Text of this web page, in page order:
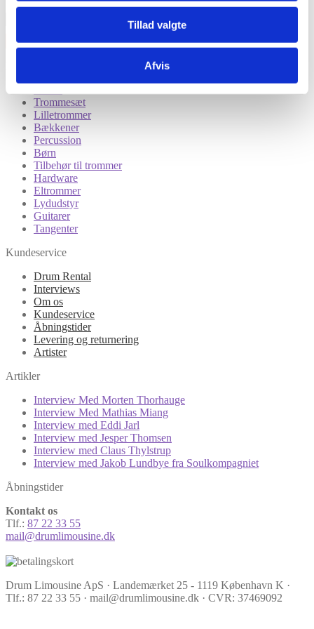
Tillad valgte
Afvis
Trommesæt
Lilletrommer
Bækkener
Percussion
Børn
Tilbehør til trommer
Hardware
Eltrommer
Lydudstyr
Guitarer
Tangenter
Kundeservice
Drum Rental
Interviews
Om os
Kundeservice
Åbningstider
Levering og returnering
Artister
Artikler
Interview Med Morten Thorhauge
Interview Med Mathias Miang
Interview med Eddi Jarl
Interview med Jesper Thomsen
Interview med Claus Thylstrup
Interview med Jakob Lundbye fra Soulkompagniet
Åbningstider
Kontakt os
Tlf.: 87 22 33 55
mail@drumlimousine.dk
Drum Limousine ApS · Landemærket 25 - 1119 København K ·
Tlf.: 87 22 33 55 · mail@drumlimousine.dk · CVR: 37469092